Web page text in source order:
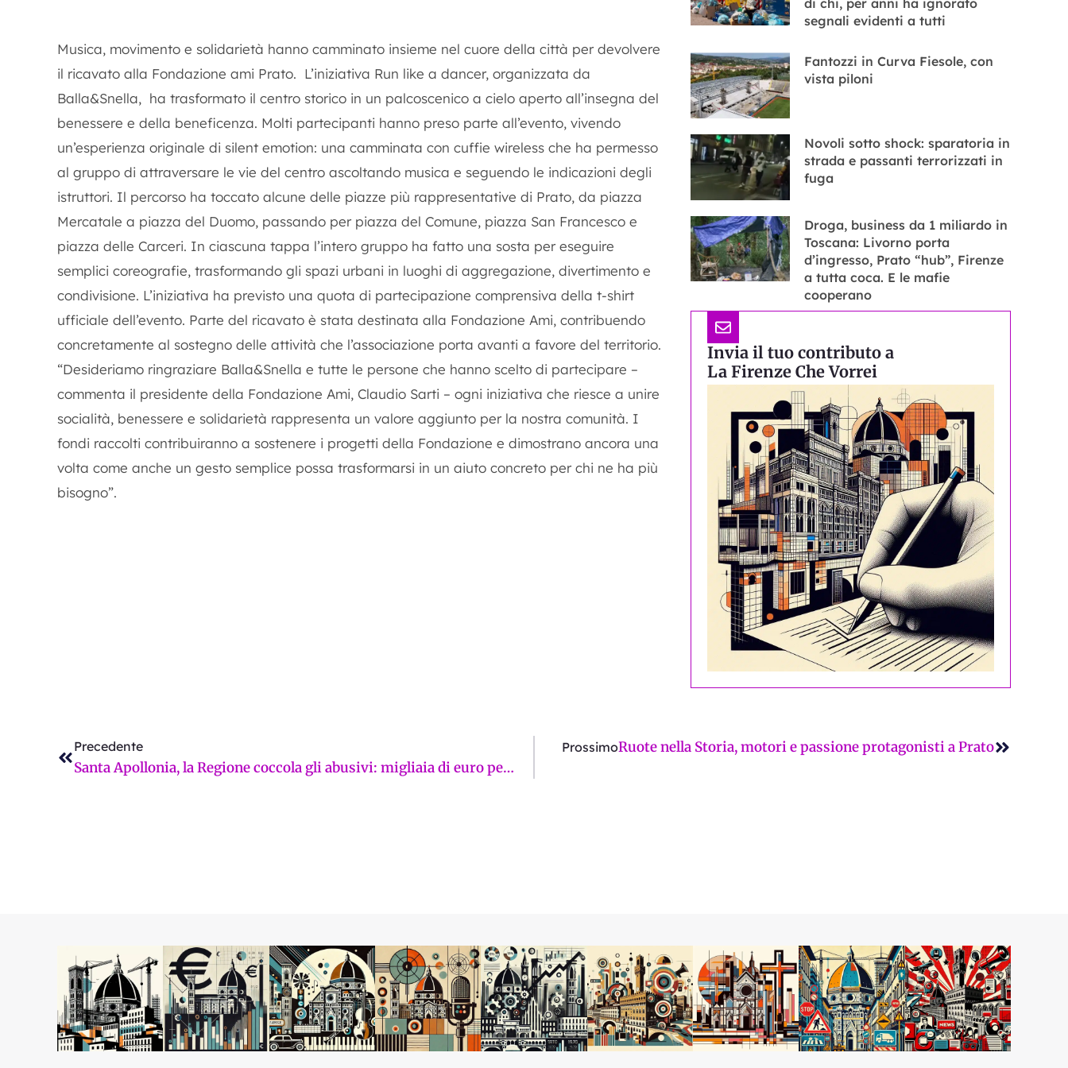
Musica, movimento e solidarietà hanno camminato insieme nel cuore della città per devolvere
il ricavato alla Fondazione ami Prato. L’iniziativa Run like a dancer, organizzata da
Balla&Snella, ha trasformato il centro storico in un palcoscenico a cielo aperto all’insegna del
benessere e della beneficenza. Molti partecipanti hanno preso parte all’evento, vivendo
un’esperienza originale di silent emotion: una camminata con cuffie wireless che ha permesso
al gruppo di attraversare le vie del centro ascoltando musica e seguendo le indicazioni degli
istruttori. Il percorso ha toccato alcune delle piazze più rappresentative di Prato, da piazza
Mercatale a piazza del Duomo, passando per piazza del Comune, piazza San Francesco e
piazza delle Carceri. In ciascuna tappa l’intero gruppo ha fatto una sosta per eseguire
semplici coreografie, trasformando gli spazi urbani in luoghi di aggregazione, divertimento e
condivisione. L’iniziativa ha previsto una quota di partecipazione comprensiva della t-shirt
ufficiale dell’evento. Parte del ricavato è stata destinata alla Fondazione Ami, contribuendo
concretamente al sostegno delle attività che l’associazione porta avanti a favore del territorio.
“Desideriamo ringraziare Balla&Snella e tutte le persone che hanno scelto di partecipare –
commenta il presidente della Fondazione Ami, Claudio Sarti – ogni iniziativa che riesce a unire
socialità, benessere e solidarietà rappresenta un valore aggiunto per la nostra comunità. I
fondi raccolti contribuiranno a sostenere i progetti della Fondazione e dimostrano ancora una
volta come anche un gesto semplice possa trasformarsi in un aiuto concreto per chi ne ha più
bisogno”.
di chi, per anni ha ignorato
segnali evidenti a tutti
Fantozzi in Curva Fiesole, con
vista piloni
Novoli sotto shock: sparatoria in
strada e passanti terrorizzati in
fuga
Droga, business da 1 miliardo in
Toscana: Livorno porta
d’ingresso, Prato “hub”, Firenze
a tutta coca. E le mafie
cooperano
Invia il tuo contributo a
La Firenze Che Vorrei
Precedente
Santa Apollonia, la Regione coccola gli abusivi: migliaia di euro per agevolare l’occupazione dei centri sociali?
ProssimoRuote nella Storia, motori e passione protagonisti a Prato